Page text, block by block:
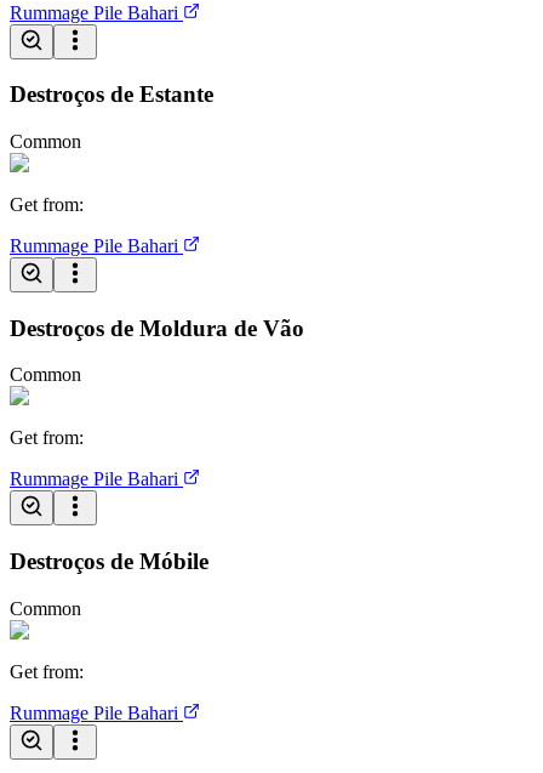
Rummage Pile Bahari
Destroços de Estante
Common
Get from:
Rummage Pile Bahari
Destroços de Moldura de Vão
Common
Get from:
Rummage Pile Bahari
Destroços de Móbile
Common
Get from:
Rummage Pile Bahari